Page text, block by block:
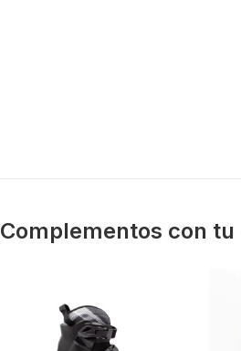
Complementos con tu